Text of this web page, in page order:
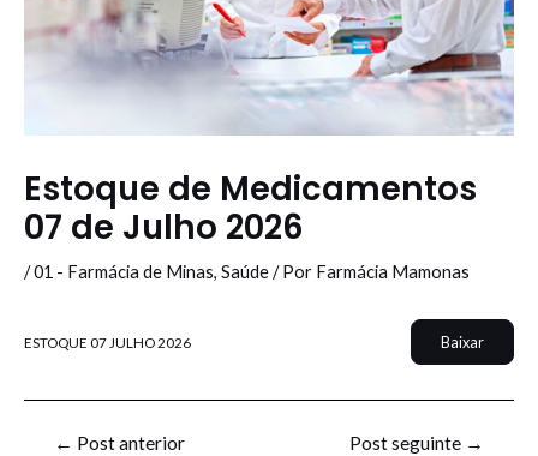
Estoque de Medicamentos
07 de Julho 2026
/01 - Farmácia de Minas, Saúde/ Por Farmácia Mamonas
ESTOQUE 07 JULHO 2026 Baixar
← Post anterior Post seguinte →